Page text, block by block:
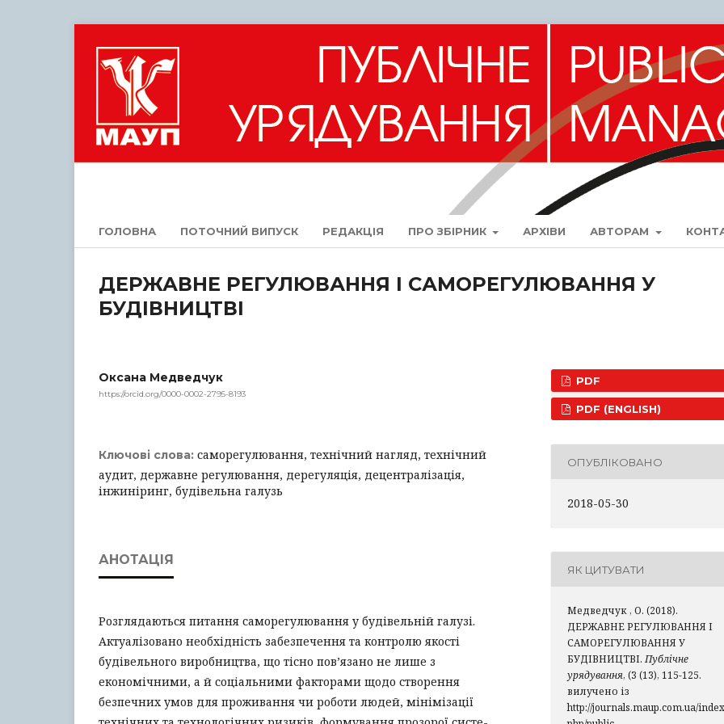
ГОЛОВНА ПОТОЧНИЙ ВИПУСК РЕДАКЦІЯ ПРО ЗБІРНИК АРХІВИ АВТОРАМ
ДЕРЖАВНЕ РЕГУЛЮВАННЯ І САМОРЕГУЛЮВАННЯ У
БУДІВНИЦТВІ
Оксана Медведчук
https://orcid.org/0000-0002-2795-8193
Ключові слова: саморегулювання, технічний нагляд, технічний
аудит, державне регулювання, дерегуляція, децентралізація,
інжиніринг, будівельна галузь
АНОТАЦІЯ
Розглядаються питання саморегулювання у будівельній галузі.
Актуалізовано необхідність забезпечення та контролю якості
будівельного виробництва, що тісно пов’язано не лише з
економічними, а й соціальними факторами щодо створення
безпечних умов для проживання чи роботи людей, мінімізації
PDF
PDF (ENGLISH)
ОПУБЛІКОВАНО
2018-05-30
ЯК ЦИТУВАТИ
Медведчук , О. (2018).
ДЕРЖАВНЕ РЕГУЛЮВАННЯ І
САМОРЕГУЛЮВАННЯ У
БУДІВНИЦТВІ. Публічне
урядування, (3 (13), 115-125.
вилучено із
http://journals.maup.com.ua/